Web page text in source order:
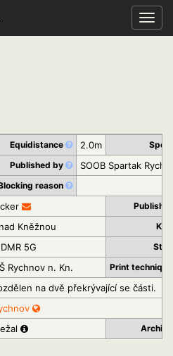
Equidistance 2.0m
Published by SOOB Spartak
reason
Kněžnou
5G
Rychnov n. Kn.
Print
na dvě překrývající se části.